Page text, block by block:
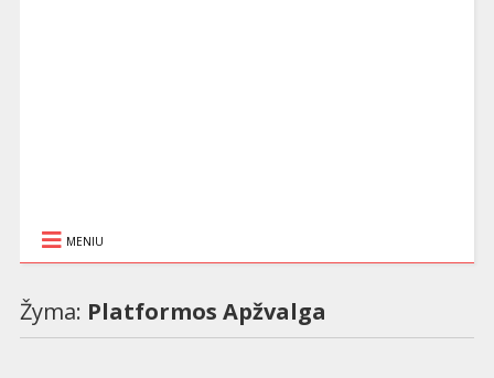
MENIU
Žyma: Platformos Apžvalga